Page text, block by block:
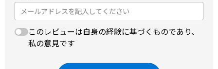
このレビューは自身の経験に基づくものであり、
私の意見です